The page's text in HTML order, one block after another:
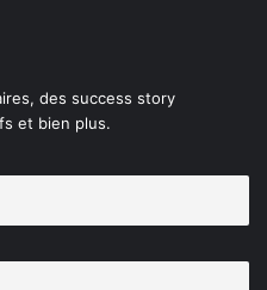
des success story
et bien plus.